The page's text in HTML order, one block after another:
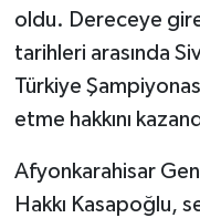
oldu. Dereceye
tarihleri arasında
Türkiye
etme hakkını
Afyonkarahisar
Hakkı Kasapoğlu,